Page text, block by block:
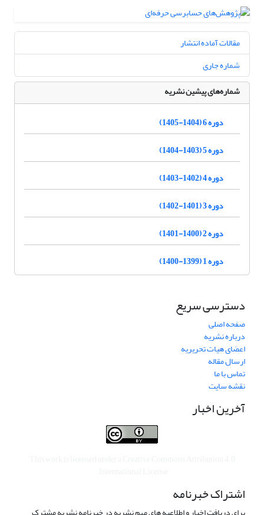
مقالات آماده انتشار
شماره جاری
شماره‌های پیشین نشریه
دوره 6 (1404-1405)
دوره 5 (1403-1404)
دوره 4 (1402-1403)
دوره 3 (1401-1402)
دوره 2 (1400-1401)
دوره 1 (1399-1400)
دسترسی سریع
صفحه اصلی
درباره نشریه
اعضای هیات تحریریه
ارسال مقاله
تماس با ما
نقشه سایت
آخرین اخبار
اشتراک خبرنامه